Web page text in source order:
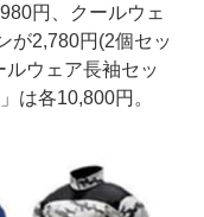
円、クールウェ
が2,780円(2個セッ
ルウェア長袖セッ
は各10,800円。